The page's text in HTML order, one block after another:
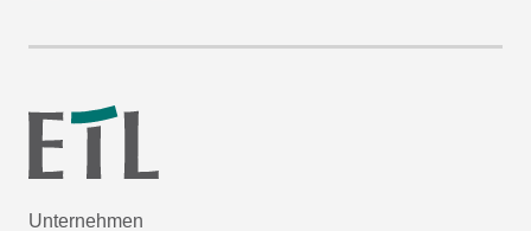
Unternehmen